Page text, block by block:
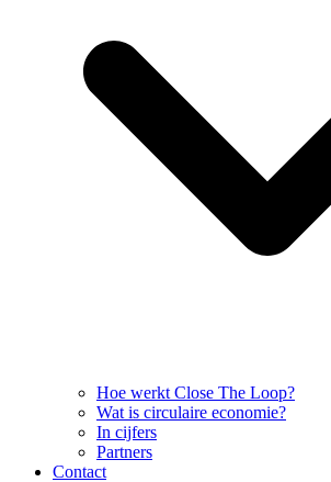
Hoe werkt Close The Loop?
Wat is circulaire economie?
In cijfers
Partners
Contact